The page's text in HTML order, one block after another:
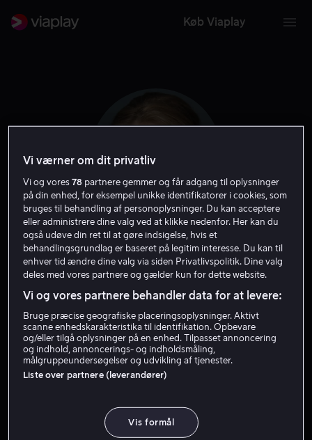
Køb Viaplay
Olivia DeJonge
Fra 59 kr
Vi værner om dit privatliv
Vi og vores78 partnere gemmer og får adgang til oplysninger
på din enhed, for eksempel unikke identifikatorer i cookies, som
bruges til behandling af personoplysninger. Du kan acceptere
eller administrere dine valg ved at klikke nedenfor. Her kan du
også udøve din ret til at gøre indsigelse, hvis et
behandlingsgrundlag er baseret på legitim interesse. Du kan til
enhver tid ændre dine valg via siden Privatlivspolitik. Dine valg
deles med vores partnere og gælder kun for dette website.
Vi og vores partnere behandler data for at levere:
Bruge præcise geografiske placeringsoplysninger. Aktivt
scanne enhedskarakteristika til identifikation. Opbevare
og/eller tilgå oplysninger på en enhed. Tilpasset annoncering
og indhold, annoncerings- og indholdsmåling,
målgruppeundersøgelser og udvikling af tjenester.
Liste over partnere (leverandører)
Vis formål